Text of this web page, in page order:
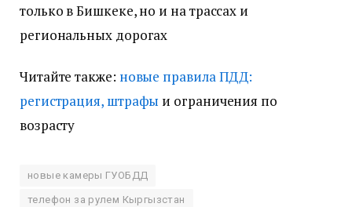
только в Бишкеке, но и на трассах и
региональных дорогах
Читайте также: новые правила ПДД:
регистрация, штрафы и ограничения по
возрасту
новые камеры ГУОБДД
телефон за рулем Кыргызстан